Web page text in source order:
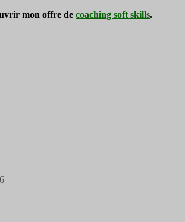
mon offre de coaching soft skills.